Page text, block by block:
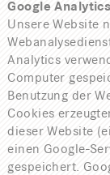
Google Analytics
Unsere Website
Analytics
Computer
Benutzung der
Cookies
dieser Website
einen Google-
gespeichert.